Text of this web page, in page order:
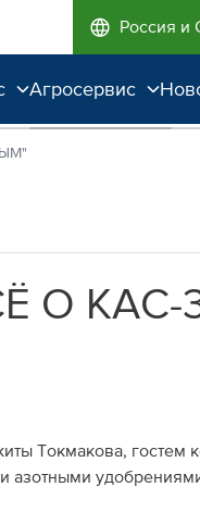
Россия и
и
Агросервис
О КАС-
Токмакова, гостем
азотными